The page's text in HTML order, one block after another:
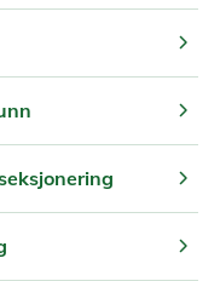
chevron_right
chevron_right
chevron_right
chevron_right